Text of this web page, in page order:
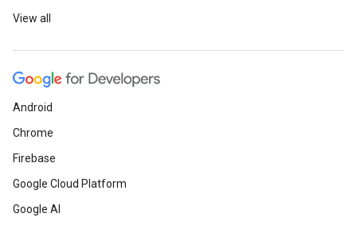
View all
Android
Chrome
Firebase
Google Cloud Platform
Google AI